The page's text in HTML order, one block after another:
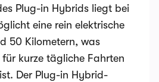
Plug-in Hybrids liegt bei
eine rein elektrische
50 Kilometern, was
kurze tägliche Fahrten
Der Plug-in Hybrid-